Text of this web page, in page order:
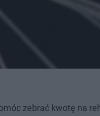
zebrać kwotę na